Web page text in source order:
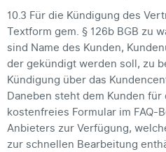
10.3 Für die Kündigung des
Textform gem. § 126b BGB zu
sind Name des Kunden,
der gekündigt werden soll, zu
Kündigung über das
Daneben steht dem Kunden
kostenfreies Formular im FAQ-
Anbieters zur Verfügung,
zur schnellen Bearbeitung